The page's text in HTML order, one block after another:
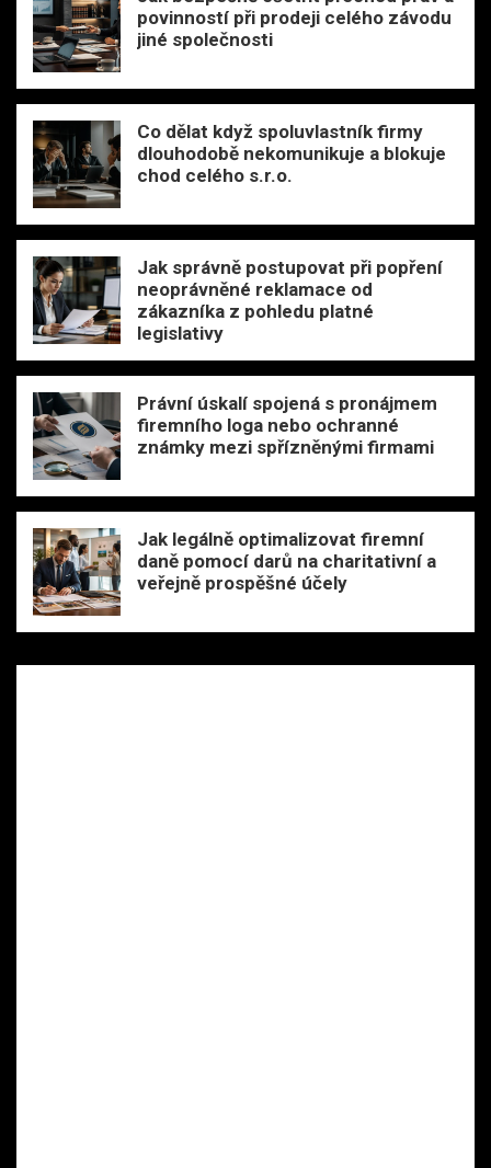
povinností při prodeji celého závodu
jiné společnosti
Co dělat když spoluvlastník firmy
dlouhodobě nekomunikuje a blokuje
chod celého s.r.o.
Jak správně postupovat při popření
neoprávněné reklamace od
zákazníka z pohledu platné
legislativy
Právní úskalí spojená s pronájmem
firemního loga nebo ochranné
známky mezi spřízněnými firmami
Jak legálně optimalizovat firemní
daně pomocí darů na charitativní a
veřejně prospěšné účely